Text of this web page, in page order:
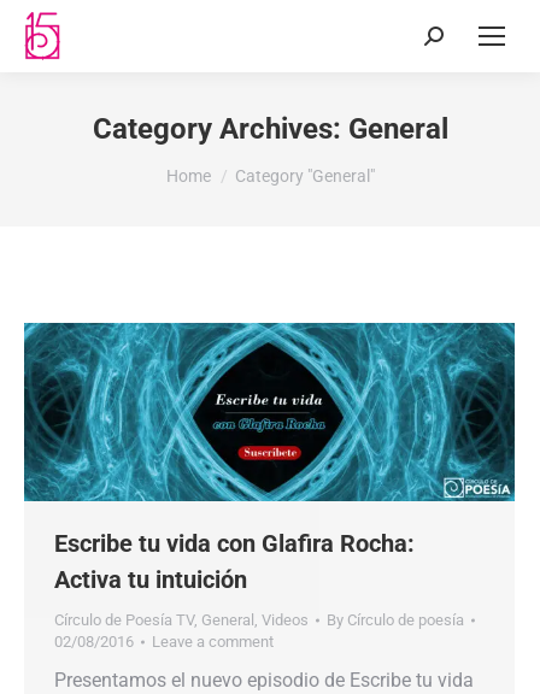
Category Archives: General
You are here:
Home Category "General"
Escribe tu vida con Glafira Rocha:
Activa tu intuición
Círculo de Poesía TV, General , Videos By Círculo de poesía
02/08/2016
Leave a comment
Presentamos el nuevo episodio de Escribe tu vida